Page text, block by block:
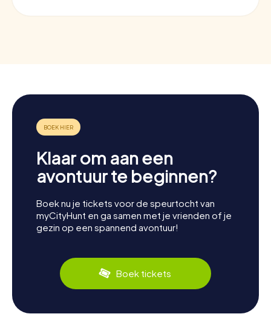
Klaar om aan een
avontuur te beginnen?
Boek nu je tickets voor de speurtocht van
myCityHunt en ga samen met je vrienden of je
gezin op een spannend avontuur!
Boek tickets